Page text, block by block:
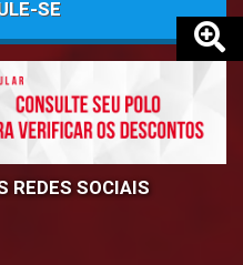
SE
REDES SOCIAIS